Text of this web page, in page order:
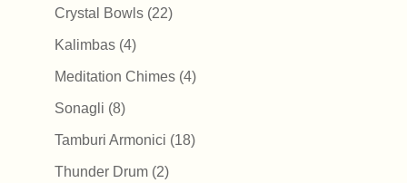
Crystal Bowls 2222
Kalimbas 44
prodotti
Meditation Chimes 44
Sonagli 88
prodotti
Tamburi Armonici 1818
Thunder Drum 22